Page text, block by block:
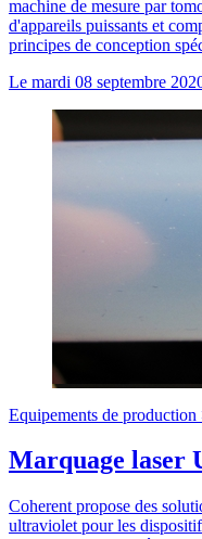
machine de mesure par
d'appareils puissants et
principes de conception
Le mardi 08 septembre
Equipements de production
Marquage laser
Coherent propose des
ultraviolet pour les